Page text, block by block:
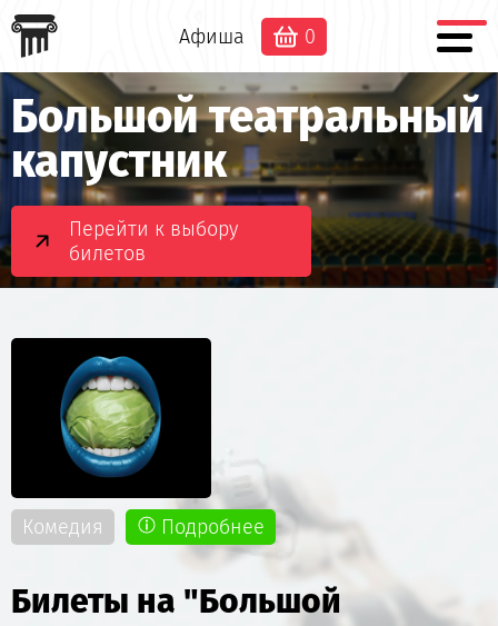
Афиша 0
Большой театральный
капустник
Перейти к выбору
билетов
Комедия Подробнее
Билеты на "Большой